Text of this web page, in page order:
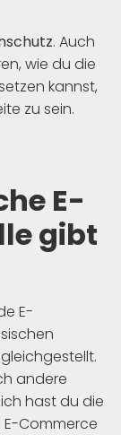
. Auch
wie du die
kannst,
zu sein.
E-
gibt
E-
andere
hast du die
E-Commerce